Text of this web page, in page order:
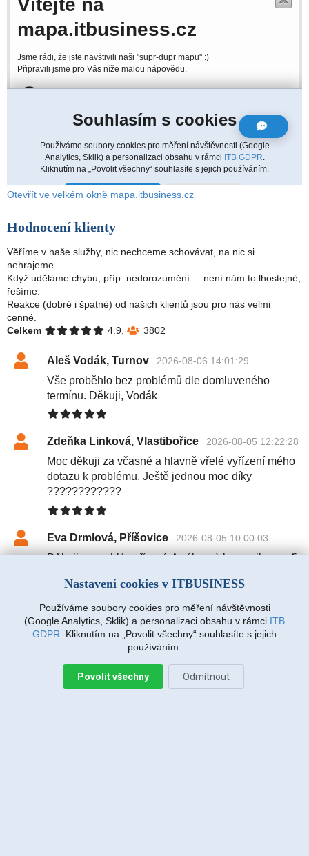
Otevřít ve velkém okně mapa.itbusiness.cz
Hodnocení klienty
Věříme v naše služby, nic nechceme schovávat, na nic si
nehrajeme.
Když uděláme chybu, příp. nedorozumění ... není nám to lhostejné,
řešíme.
Reakce (dobré i špatné) od našich klientů jsou pro nás velmi
cenné.
Celkem
4.9, 3802
Aleš Vodák, Turnov 2026-08-06 14:01:29
Vše proběhlo bez problémů dle domluveného
termínu. Děkuji, Vodák
Zdeňka Linková, Vlastibořice 2026-08-05 12:22:28
Moc děkuji za včasné a hlavně vřelé vyřízení mého
dotazu k problému. Ještě jednou moc díky
????????????
Eva Drmlová, Příšovice 2026-08-05 10:00:03
Děkuji za rychlé vyřízení. A výbornà komunikace při
Martin Vanda, Bakov nad Jizerou
2026-08-04 20:33:07
Jiří Sadílek, Liberec 2026-08-03 20:08:43
Nastavení cookies v ITBUSINESS
Používáme soubory cookies pro měření návštěvnosti
(Google Analytics, Sklik) a personalizaci obsahu v rámci ITB
GDPR . Kliknutím na „Povolit všechny“ souhlasíte s jejich
používáním.
Povolit všechny Odmítnout